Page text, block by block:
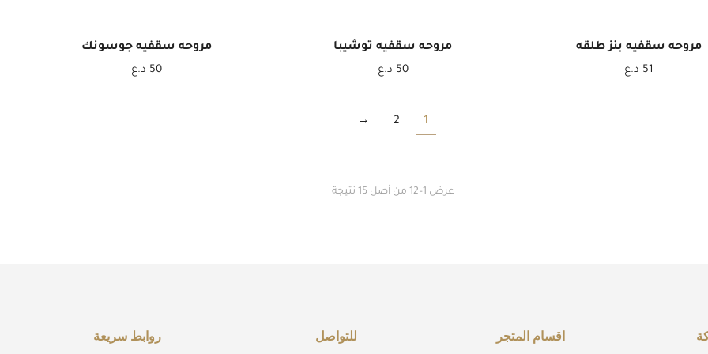
مروحه سقفيه بنز طلقه
51 د.ع
مروحه سقفيه توشيبا
50 د.ع
مروحه سقفيه جوسونك
50 د.ع
1
2
→
عرض 1–12 من أصل 15 نتيجة
اقسام المتجر للتواصل روابط سريعة